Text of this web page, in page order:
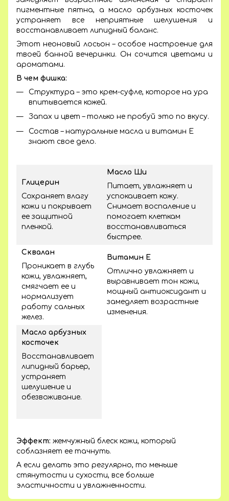
пигментные пятна, а масло арбузных косточек
устраняет все неприятные шелушения и
восстанавливает липидный баланс.
Этот неоновый лосьон – особое настроение для
твоей банной вечеринки. Он сочится цветами и
ароматами.
В чем фишка:
Структура – это крем-суфле, которое на ура
впитывается кожей.
Запах и цвет – только не пробуй это по вкусу.
Состав – натуральные масла и витамин Е
знают свое дело.
Глицерин
Сохраняет влагу
кожи и покрывает
ее защитной
пленкой.
Масло Ши
Питает, увлажняет и
успокаивает кожу.
Снимает воспаление и
помогает клеткам
восстанавливаться
быстрее.
Сквалан
Проникает в глубь
кожи, увлажняет,
смягчает ее и
нормализует
работу сальных
желез.
Витамин Е
Отлично увлажняет и
выравнивает тон кожи,
мощный антиоксидант и
замедляет возрастные
изменения.
Масло арбузных
косточек
Восстанавливает
липидный барьер,
устраняет
шелушение и
обезвоживание.
Эффект: жемчужный блеск кожи, который
соблазняет ее тачнуть.
А если делать это регулярно, то меньше
стянутости и сухости, все больше
эластичности и увлажненности.